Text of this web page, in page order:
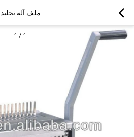
ملف آلة تجليد
1
/
1